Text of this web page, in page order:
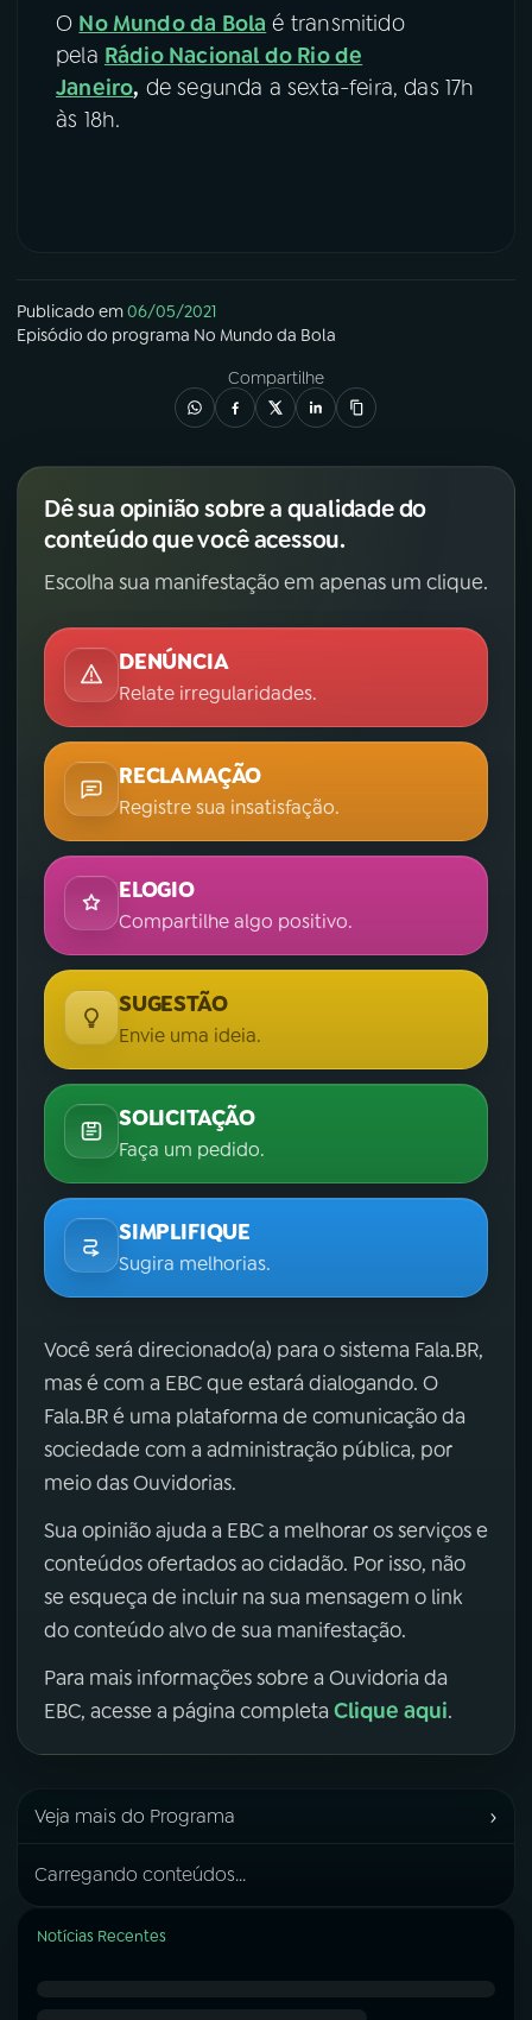
O No Mundo da Bola é transmitido
pela Rádio Nacional do Rio de
Janeiro, de segunda a sexta-feira, das 17h
às 18h.
Publicado em06/05/2021
Episódio do programa No Mundo da Bola
Compartilhe
Dê sua opinião sobre a qualidade do
conteúdo que você acessou.
Escolha sua manifestação em apenas um clique.
DENÚNCIA
Relate irregularidades.
RECLAMAÇÃO
Registre sua insatisfação.
ELOGIO
Compartilhe algo positivo.
SUGESTÃO
Envie uma ideia.
SOLICITAÇÃO
Faça um pedido.
SIMPLIFIQUE
Sugira melhorias.
Você será direcionado(a) para o sistema Fala.BR,
mas é com a EBC que estará dialogando. O
Fala.BR é uma plataforma de comunicação da
sociedade com a administração pública, por
meio das Ouvidorias.
Sua opinião ajuda a EBC a melhorar os serviços e
conteúdos ofertados ao cidadão. Por isso, não
se esqueça de incluir na sua mensagem o link
do conteúdo alvo de sua manifestação.
Para mais informações sobre a Ouvidoria da
EBC, acesse a página completa Clique aqui.
Veja mais do Programa ›
Carregando conteúdos...
Notícias Recentes